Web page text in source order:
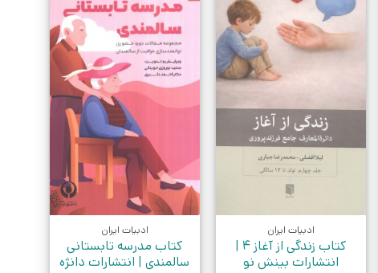
ادبیات ایران
کتاب زندگی از آغاز 4 |
انتشارات بینش نو
ادبیات ایران
کتاب مدرسه تابستانی
سالمندی | انتشارات دانژه